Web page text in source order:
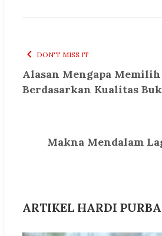
DON'T MISS IT
Alasan Mengapa
Berdasarkan Kualitas
Makna Mendalam
ARTIKEL HARDI